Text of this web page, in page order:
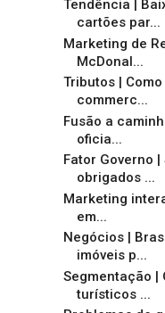
Tendência |
cartões par...
Marketing de
McDonal...
Tributos |
commerc...
Fusão a
oficia...
Fator Governo
obrigados ...
Marketing
em...
Negócios |
imóveis p...
Segmentação |
turísticos ...